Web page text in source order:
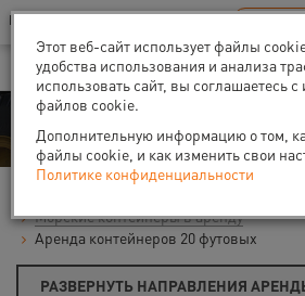
Ваш город:Казань
В Вашем регионе нет наших офисов
Аренда
Морские контейнеры в аренду
Аренда контейнеров 20 футовых
РАЗВЕРНУТЬ НАПРАВЛЕНИЯ
Этот веб-сайт использует файлы
удобства использования и анализа
использовать сайт, вы соглашаетесь
файлов cookie.
Дополнительную информацию о том,
файлы cookie, и как изменить свои
Политике конфиденциальности